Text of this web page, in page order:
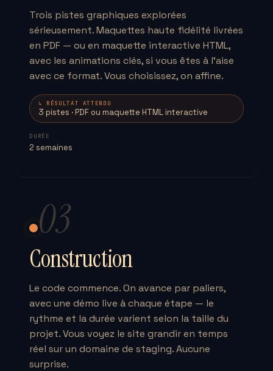
Trois pistes graphiques explorées
sérieusement. Maquettes haute fidélité livrées
en PDF — ou en maquette interactive HTML,
avec les animations clés, si vous êtes à l'aise
avec ce format. Vous choisissez, on affine.
↳ RÉSULTAT ATTENDU
3 pistes · PDF ou maquette HTML interactive
DURÉE
2 semaines
03
Construction
Le code commence. On avance par paliers,
avec une démo live à chaque étape — le
rythme et la durée varient selon la taille du
projet. Vous voyez le site grandir en temps
réel sur un domaine de staging. Aucune
surprise.